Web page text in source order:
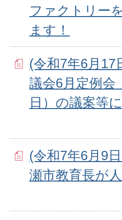
ファクトリー
ます！
(令和7年6月17
議会6月定例会
日）の議案等
(令和7年6月9
瀬市教育長が